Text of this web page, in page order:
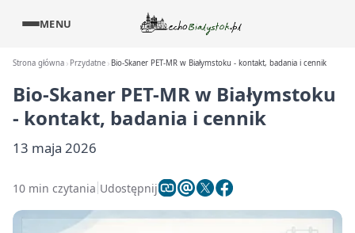
MENU
Strona główna Przydatne Bio-Skaner PET-MR w Białymstoku - kontakt, badania i cennik
Bio-Skaner PET-MR w Białymstoku
- kontakt, badania i cennik
13 maja 2026
10 min czytania Udostępnij